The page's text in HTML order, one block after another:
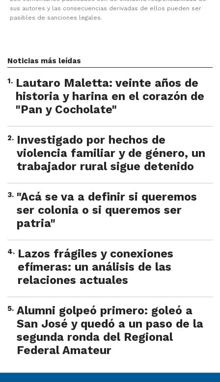
sus autores y las consecuencias derivadas de ellos pueden ser
pasibles de sanciones legales.
Noticias más leídas
1. Lautaro Maletta: veinte años de
historia y harina en el corazón de
"Pan y Cocholate"
2. Investigado por hechos de
violencia familiar y de género, un
trabajador rural sigue detenido
3. "Acá se va a definir si queremos
ser colonia o si queremos ser
patria"
4. Lazos frágiles y conexiones
efímeras: un análisis de las
relaciones actuales
5. Alumni golpeó primero: goleó a
San José y quedó a un paso de la
segunda ronda del Regional
Federal Amateur